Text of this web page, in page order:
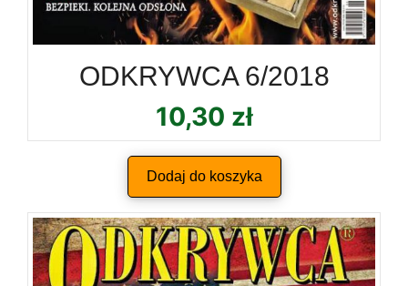
ODKRYWCA 6/2018
10,30 zł
Dodaj do koszyka